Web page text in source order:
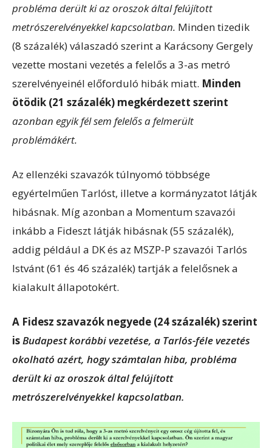
probléma derült ki az oroszok által felújított
metrószerelvényekkel kapcsolatban. Minden tizedik
(8 százalék) válaszadó szerint a Karácsony Gergely
vezette mostani vezetés a felelős a 3-as metró
szerelvényeinél előforduló hibák miatt. Minden
ötödik (21 százalék) megkérdezett szerint
azonban egyik fél sem felelős a felmerült
problémákért.
Az ellenzéki szavazók túlnyomó többsége
egyértelműen Tarlóst, illetve a kormányzatot látják
hibásnak. Míg azonban a Momentum szavazói
inkább a Fideszt látják hibásnak (55 százalék),
addig például a DK és az MSZP-P szavazói Tarlós
Istvánt (61 és 46 százalék) tartják a felelősnek a
kialakult állapotokért.
A Fidesz szavazók negyede (24 százalék) szerint
is Budapest korábbi vezetése, a Tarlós-féle vezetés
okolható azért, hogy számtalan hiba, probléma
derült ki az oroszok által felújított
metrószerelvényekkel kapcsolatban.